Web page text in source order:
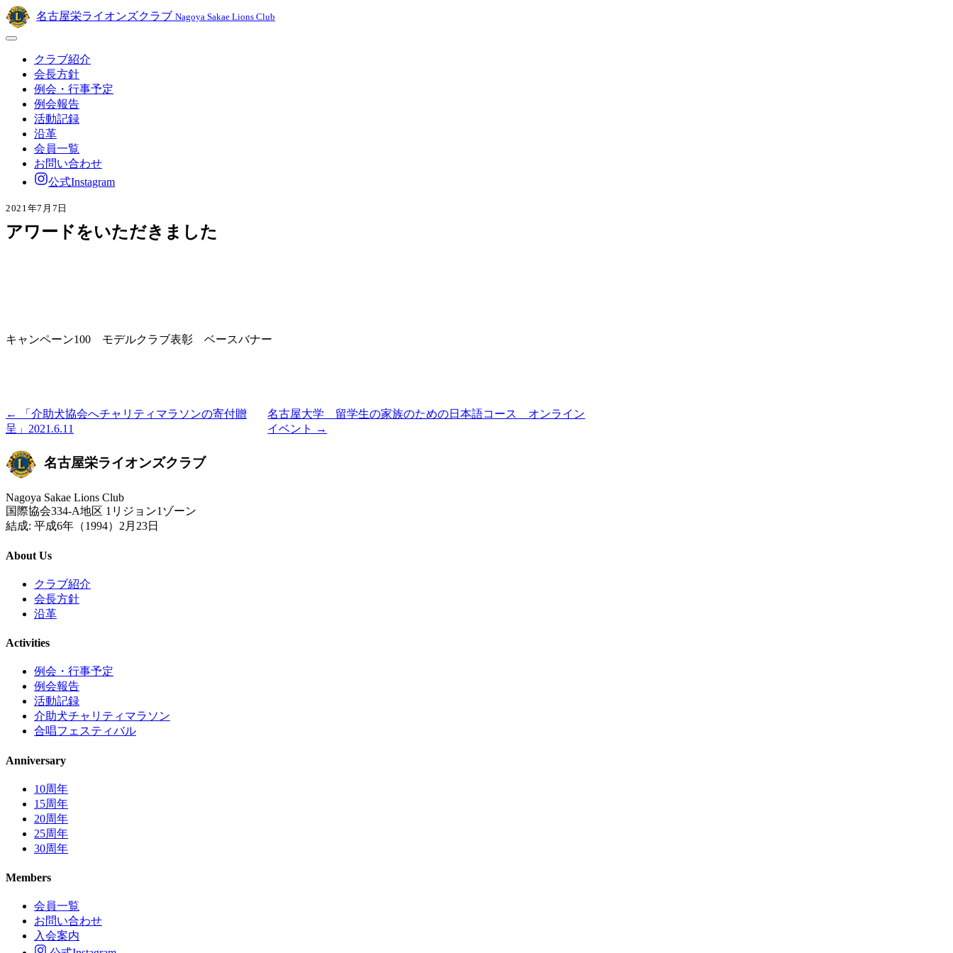
名古屋栄ライオンズクラブNagoya Sakae Lions Club
クラブ紹介
会長方針
例会・行事予定
例会報告
活動記録
沿革
会員一覧
お問い合わせ
公式Instagram
2021年7月7日
アワードをいただきました
キャンペーン100 モデルクラブ表彰 ベースバナー
← 「介助犬協会へチャリティマラソンの寄付贈
呈」2021.6.11
名古屋大学 留学生の家族のための日本語コース オンライン
イベント →
名古屋栄ライオンズクラブ
Nagoya Sakae Lions Club
国際協会334-A地区 1リジョン1ゾーン
結成: 平成6年（1994）2月23日
About Us
クラブ紹介
会長方針
沿革
Activities
例会・行事予定
例会報告
活動記録
介助犬チャリティマラソン
合唱フェスティバル
Anniversary
10周年
15周年
20周年
25周年
30周年
Members
会員一覧
お問い合わせ
入会案内